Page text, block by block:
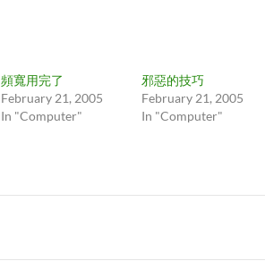
頻寬用完了
February 21, 2005
In "Computer"
邪惡的技巧
February 21, 2005
In "Computer"